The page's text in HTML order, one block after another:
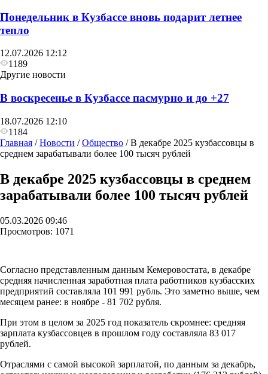
Понедельник в Кузбассе вновь подарит летнее
тепло
12.07.2026 12:12
1189
Другие новости
В воскресенье в Кузбассе пасмурно и до +27
18.07.2026 12:10
1184
Главная /Новости /Общество /В декабре 2025 кузбассовцы в
среднем зарабатывали более 100 тысяч рублей
В декабре 2025 кузбассовцы в среднем
зарабатывали более 100 тысяч рублей
05.03.2026 09:46
Просмотров: 1071
Согласно представленным данным Кемеровостата, в декабре
средняя начисленная заработная плата работников кузбасских
предприятий составляла 101 991 рубль. Это заметно выше, чем
месяцем ранее: в ноябре - 81 702 рубля.
При этом в целом за 2025 год показатель скромнее: средняя
зарплата кузбассовцев в прошлом году составляла 83 017
рублей.
Отраслями с самой высокой зарплатой, по данным за декабрь,